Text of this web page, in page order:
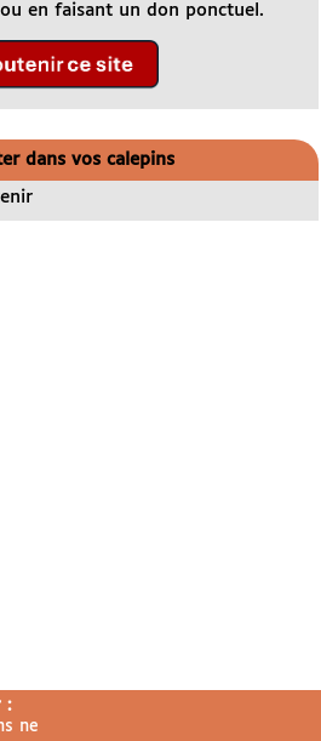
en faisant un don ponctuel.
dans vos calepins
:
ne